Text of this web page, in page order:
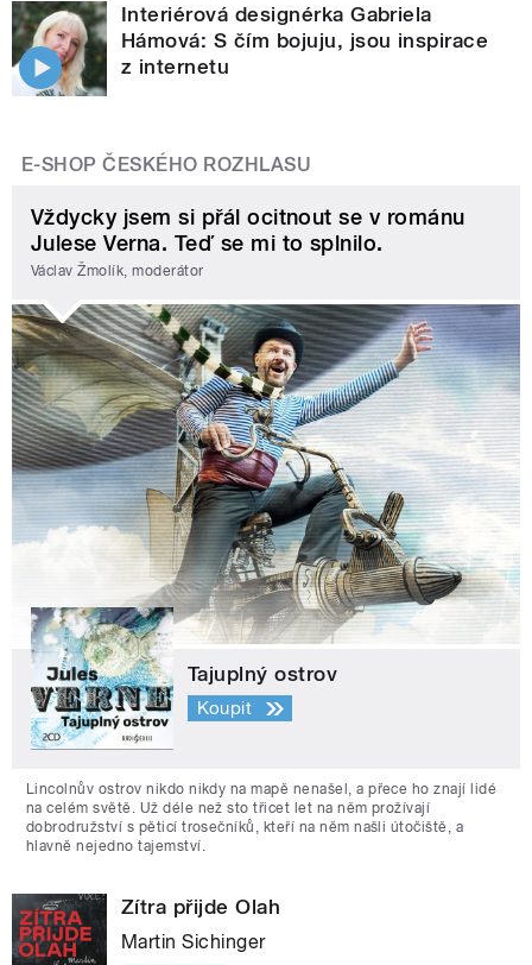
Interiérová designérka Gabriela
Hámová: S čím bojuju, jsou inspirace
z internetu
E-SHOP ČESKÉHO ROZHLASU
Vždycky jsem si přál ocitnout se v románu
Julese Verna. Teď se mi to splnilo.
Václav Žmolík, moderátor
Tajuplný ostrov
Koupit
Lincolnův ostrov nikdo nikdy na mapě nenašel, a přece ho znají lidé
na celém světě. Už déle než sto třicet let na něm prožívají
dobrodružství s pěticí trosečníků, kteří na něm našli útočiště, a
hlavně nejedno tajemství.
Zítra přijde Olah
Martin Sichinger